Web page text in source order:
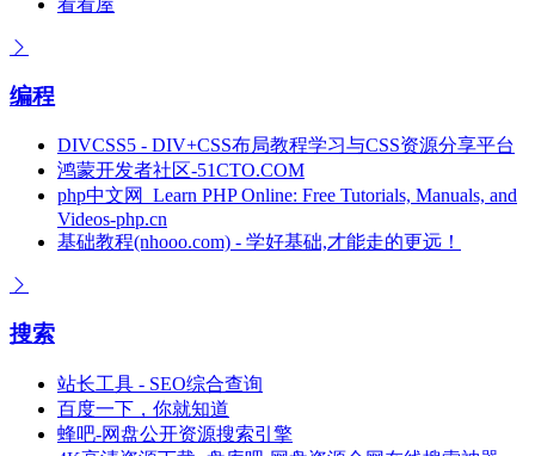
编程
DIVCSS5 - DIV+CSS布局教程学习与CSS资源分享平台
鸿蒙开发者社区-51CTO.COM
php中文网_Learn PHP Online: Free Tutorials, Manuals, and
Videos-php.cn
基础教程(nhooo.com) - 学好基础,才能走的更远！
搜索
站长工具 - SEO综合查询
百度一下，你就知道
蜂吧-网盘公开资源搜索引擎